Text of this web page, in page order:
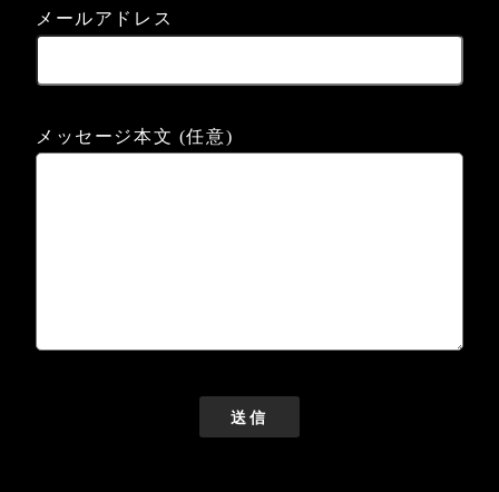
メールアドレス
メッセージ本文 (任意)